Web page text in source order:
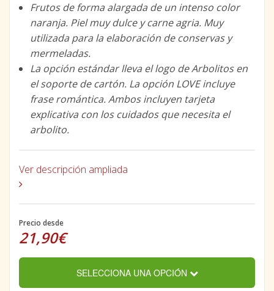
Frutos de forma alargada de un intenso color
naranja. Piel muy dulce y carne agria. Muy
utilizada para la elaboración de conservas y
mermeladas.
La opción estándar lleva el logo de Arbolitos en
el soporte de cartón. La opción LOVE incluye
frase romántica. Ambos incluyen tarjeta
explicativa con los cuidados que necesita el
arbolito.
Ver descripción ampliada
Precio desde
21,90€
SELECCIONA UNA OPCIÓN